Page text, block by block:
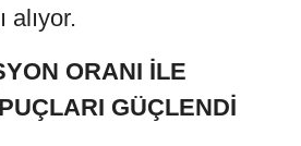
alıyor.
ORANI İLE
GÜÇLENDİ